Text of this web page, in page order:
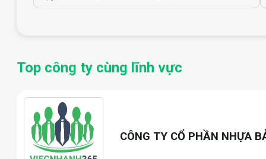
5. Thời gian làm việc: Từ 22h00 - 8h00, nghỉ 1 ngày
Top công ty cùng lĩnh vực
CÔNG TY CỔ PHẦN NHỰA